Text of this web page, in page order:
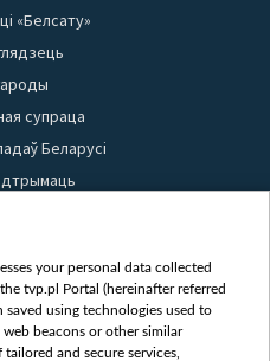
«Белсату»
супраца
Беларусі
матэрыялаў
news
your personal data collected
tvp.pl Portal (hereinafter referred
using technologies used to
beacons or other similar
and secure services,